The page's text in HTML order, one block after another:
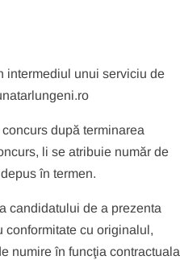
intermediul unui serviciu de
după terminarea
li se atribuie număr de
în termen.
candidatului de a prezenta
conformitate cu originalul,
numire în funcţia contractuala